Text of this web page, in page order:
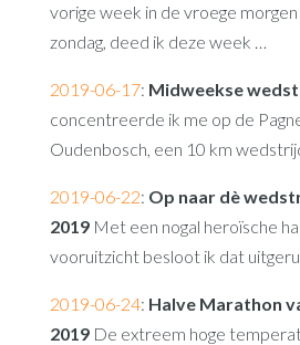
vorige week in de vroege
zondag, deed ik deze week …
2019-06-17: Midweekse
concentreerde ik me op de
Oudenbosch, een 10 km
2019-06-22: Op naar dè
2019Met een nogal heroïsche
vooruitzicht besloot ik dat
2019-06-24: Halve Marathon
2019De extreem hoge